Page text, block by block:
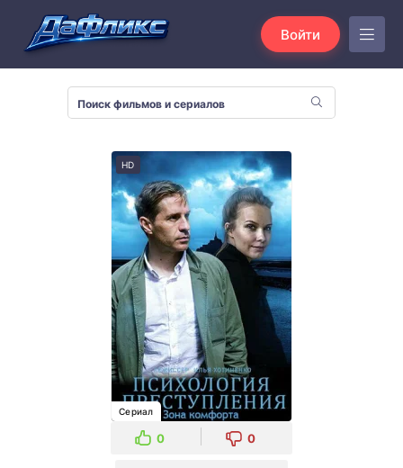
Войти
HD
Сериал
0 0